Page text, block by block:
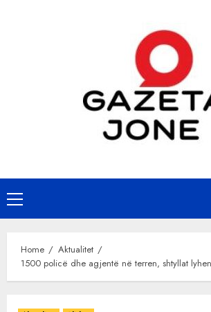
Primary
Menu
Home
Aktualitet
1500 policë dhe agjentë në terren, shtyllat